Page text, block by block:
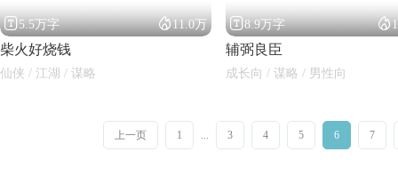
5.5万字 11.0万
柴火好烧钱
仙侠 / 江湖 / 谋略
8.9万字 
辅弼良臣
成长向 / 谋略 / 男性向
上一页 1 ... 3 4 5 6 7